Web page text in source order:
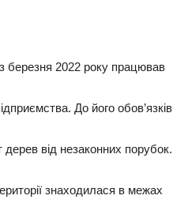
березня 2022 року працював
До його обов’язків
дерев від незаконних порубок.
знаходилася в межах